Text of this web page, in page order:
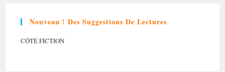
Nouveau ! Des Suggestions De Lectures
CÔTÉ FICTION